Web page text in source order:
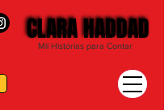
CLARA HADDAD
CLARA HADDAD
Mil Histórias para Contar